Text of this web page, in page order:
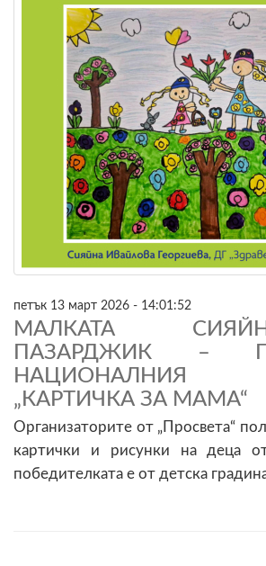
петък 13 март 2026 - 14:01:52
МАЛКАТА
ПАЗАРДЖИК –
НАЦИОНАЛНИЯ
„КАРТИЧКА ЗА МАМА“
Организаторите от „Просвета“
картички и рисунки на деца
победителката е от детска